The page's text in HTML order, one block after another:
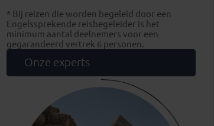
* Bij reizen die worden begeleid door een
Engelssprekende reisbegeleider is het
minimum aantal deelnemers voor een
gegarandeerd vertrek 6 personen.
Onze experts